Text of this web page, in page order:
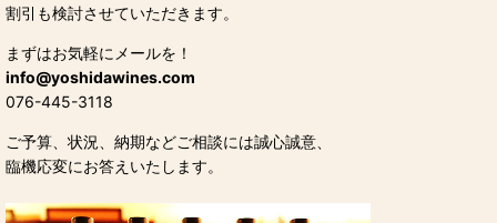
割引も検討させていただきます。
まずはお気軽にメールを！
info@yoshidawines.com
076-445-3118
ご予算、状況、納期などご相談には誠心誠意、
臨機応変にお答えいたします。